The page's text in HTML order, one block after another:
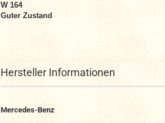
W 164
Guter Zustand
Hersteller Informationen
Mercedes-Benz